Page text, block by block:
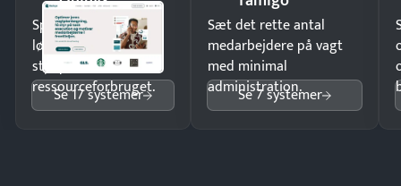
Spar tid på
lønberegning og få
styr på
ressourceforbruget.
Se 17 systemer
Sæt det rette antal
medarbejdere på vagt
med minimal
administration.
Se 7 systemer